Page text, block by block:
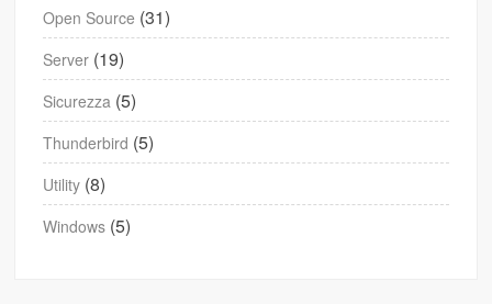
Open Source (31)
Server (19)
Sicurezza (5)
Thunderbird (5)
Utility (8)
Windows (5)